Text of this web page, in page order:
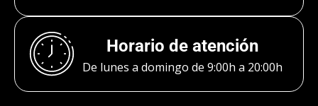
Horario de atención
De lunes a domingo de 9:00h a 20:00h